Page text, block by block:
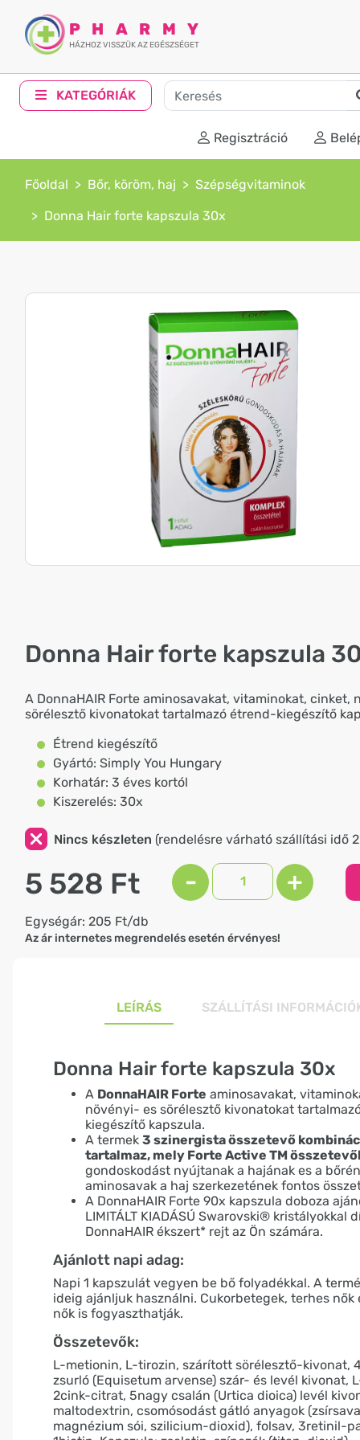
PHARMY
HÁZHOZ VISSZÜK AZ EGÉSZSÉGET
KATEGÓRIÁK
Regisztráció
Főoldal Bőr, köröm, haj Szépségvitaminok
Donna Hair forte kapszula 30x
Donna Hair forte kapszula
A DonnaHAIR Forte aminosavakat, vitaminokat, cinket,
sörélesztő kivonatokat tartalmazó étrend-kiegészítő
Étrend kiegészítő
Gyártó: Simply You Hungary
Korhatár: 3 éves kortól
Kiszerelés: 30x
Nincs készleten (rendelésre várható szállítási idő
5 528 Ft - +
Egységár: 205 Ft/db
Az ár internetes megrendelés esetén érvényes!
LEÍRÁS SZÁLLÍTÁSI
Donna Hair forte kapszula 30x
A DonnaHAIR Forte aminosavakat,
növényi- es sörélesztő kivonatokat
kiegészítő kapszula.
A termek 3 szinergista összetevő
tartalmaz, mely Forte Active TM
gondoskodást nyújtanak a hajának es a
aminosavak a haj szerkezetének fontos
A DonnaHAIR Forte 90x kapszula doboza
LIMITÁLT KIADÁSÚ Swarovski® kristályokkal
DonnaHAIR ékszert* rejt az Ön számára.
Ajánlott napi adag:
Napi 1 kapszulát vegyen be bő folyadékkal. A
ideig ajánljuk használni. Cukorbetegek, terhes nők
nők is fogyaszthatják.
Összetevők:
L-metionin, L-tirozin, szárított sörélesztő-kivonat,
zsurló (Equisetum arvense) szár- és levél kivonat,
2cink-citrat, 5nagy csalán (Urtica dioica) levél
maltodextrin, csomósodást gátló anyagok
magnézium sói, szilicium-dioxid), folsav, 3retinil-